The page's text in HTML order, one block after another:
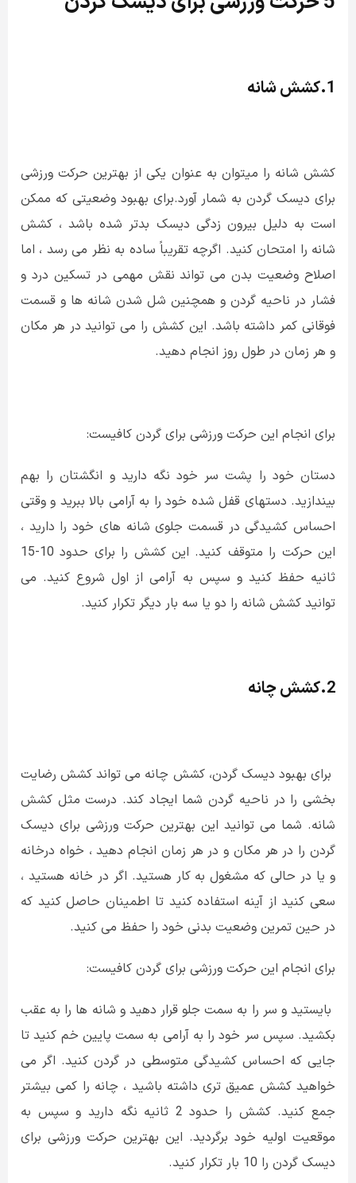
1.کشش شانه
کشش شانه را میتوان به عنوان یکی از بهترین حرکت ورزشی
برای دیسک گردن به شمار آورد.برای بهبود وضعیتی که ممکن
است به دلیل بیرون زدگی دیسک بدتر شده باشد ، کشش
شانه را امتحان کنید. اگرچه تقریباً ساده به نظر می رسد ، اما
اصلاح وضعیت بدن می تواند نقش مهمی در تسکین درد و
فشار در ناحیه گردن و همچنین شل شدن شانه ها و قسمت
فوقانی کمر داشته باشد. این کشش را می توانید در هر مکان
و هر زمان در طول روز انجام دهید.
برای انجام این حرکت ورزشی برای گردن کافیست:
دستان خود را پشت سر خود نگه دارید و انگشتان را بهم
بیندازید. دستهای قفل شده خود را به آرامی بالا ببرید و وقتی
احساس کشیدگی در قسمت جلوی شانه های خود را دارید ،
این حرکت را متوقف کنید. این کشش را برای حدود 10-15
ثانیه حفظ کنید و سپس به آرامی از اول شروع کنید. می
توانید کشش شانه را دو یا سه بار دیگر تکرار کنید.
2.کشش چانه
برای بهبود دیسک گردن، کشش چانه می تواند کشش رضایت
بخشی را در ناحیه گردن شما ایجاد کند. درست مثل کشش
شانه. شما می توانید این بهترین حرکت ورزشی برای دیسک
گردن را در هر مکان و در هر زمان انجام دهید ، خواه درخانه
و یا در حالی که مشغول به کار هستید. اگر در خانه هستید ،
سعی کنید از آینه استفاده کنید تا اطمینان حاصل کنید که
در حین تمرین وضعیت بدنی خود را حفظ می کنید.
برای انجام این حرکت ورزشی برای گردن کافیست:
بایستید و سر را به سمت جلو قرار دهید و شانه ها را به عقب
بکشید. سپس سر خود را به آرامی به سمت پایین خم کنید تا
جایی که احساس کشیدگی متوسطی در گردن کنید. اگر می
خواهید کشش عمیق تری داشته باشید ، چانه را کمی بیشتر
جمع کنید. کشش را حدود 2 ثانیه نگه دارید و سپس به
موقعیت اولیه خود برگردید. این بهترین حرکت ورزشی برای
دیسک گردن را 10 بار تکرار کنید.